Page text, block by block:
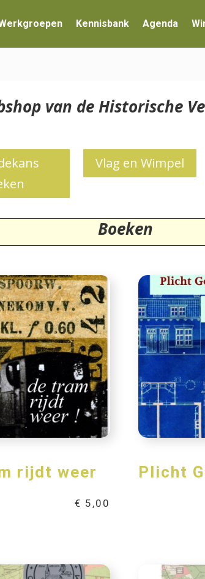
Kennisbank Agenda
van de Historische
Vlag en Wimpel
Boeken
rijdt weer
€ 5,00
Plicht